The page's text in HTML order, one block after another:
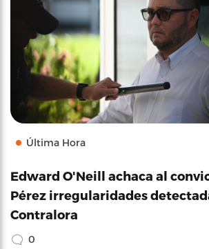
Última Hora
Edward O'Neill achaca al
Pérez irregularidades
Contralora
0